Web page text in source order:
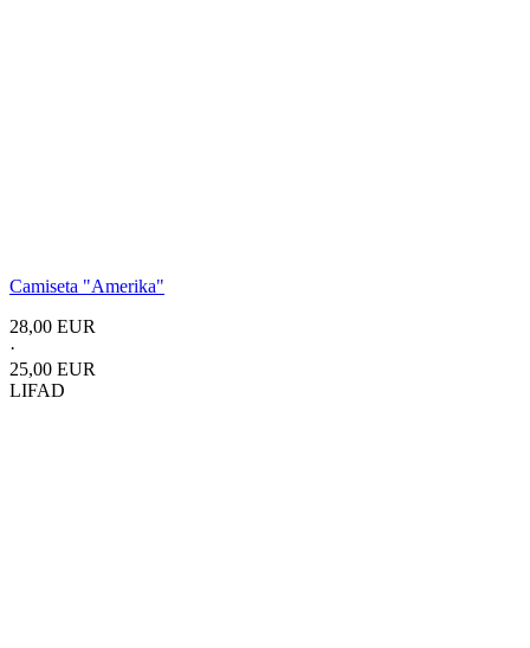
Camiseta "Amerika"
28,00 EUR
·
25,00 EUR
LIFAD